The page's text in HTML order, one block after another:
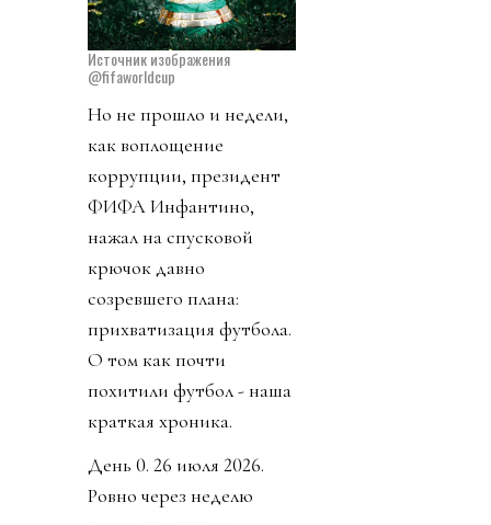
Источник изображения
@fifaworldcup
Но не прошло и недели,
как воплощение
коррупции, президент
ФИФА Инфантино,
нажал на спусковой
крючок давно
созревшего плана:
прихватизация футбола.
О том как почти
похитили футбол - наша
краткая хроника.
День 0. 26 июля 2026.
Ровно через неделю